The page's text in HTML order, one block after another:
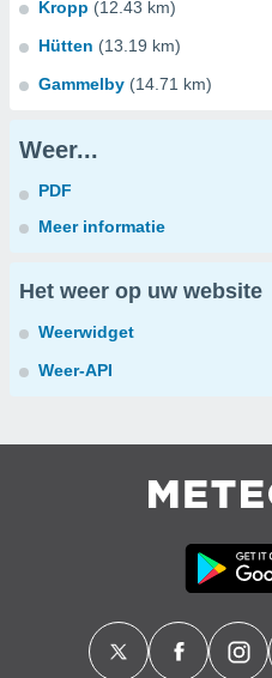
Kropp (12.43 km)
Hütten (13.19 km)
Gammelby (14.71 km)
Weer...
PDF
Meer informatie
Het weer op uw website
Weerwidget
Weer-API